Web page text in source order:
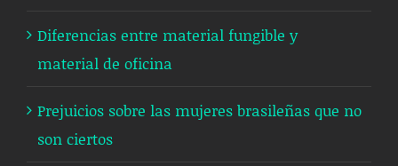
Diferencias entre material fungible y
material de oficina
Prejuicios sobre las mujeres brasileñas que no
son ciertos